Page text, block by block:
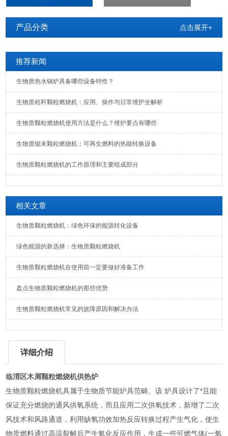
产品分类 点击展开+
推荐新闻
生物质热水锅炉具备哪些设备特性？
生物质秸秆颗粒燃烧机：应用、操作与日常维护全解析
生物质颗粒燃烧机使用方法是什么？维护要点有哪些
生物质锯末颗粒燃烧机：可再生燃料的热能转换设备
生物质颗粒燃烧机的工作原理和主要组成部分
相关文章
生物质颗粒燃烧机：绿色环保的能源转化设备
绿色能源的新选择：生物质颗粒燃烧机
生物质颗粒燃烧机在使用前一定要做好准备工作
盘点生物质颗粒燃烧机的那些优势
生物质颗粒燃烧机常见的故障原因和解决办法
详细介绍
临渭区木屑颗粒燃烧机供热炉
生物质颗粒燃烧机具属于生物质节能炉具范畴。该 炉具设计了*且能
保证充分燃烧的通风供氧系统，而且应用二次供氧技术，新增了二次
风技术和风路通道，利用缺氧功效加热反应转换过程产生气化，使生
物质燃料通过高温裂解后产生氧化反应作用，生成一些可燃气体(一氧